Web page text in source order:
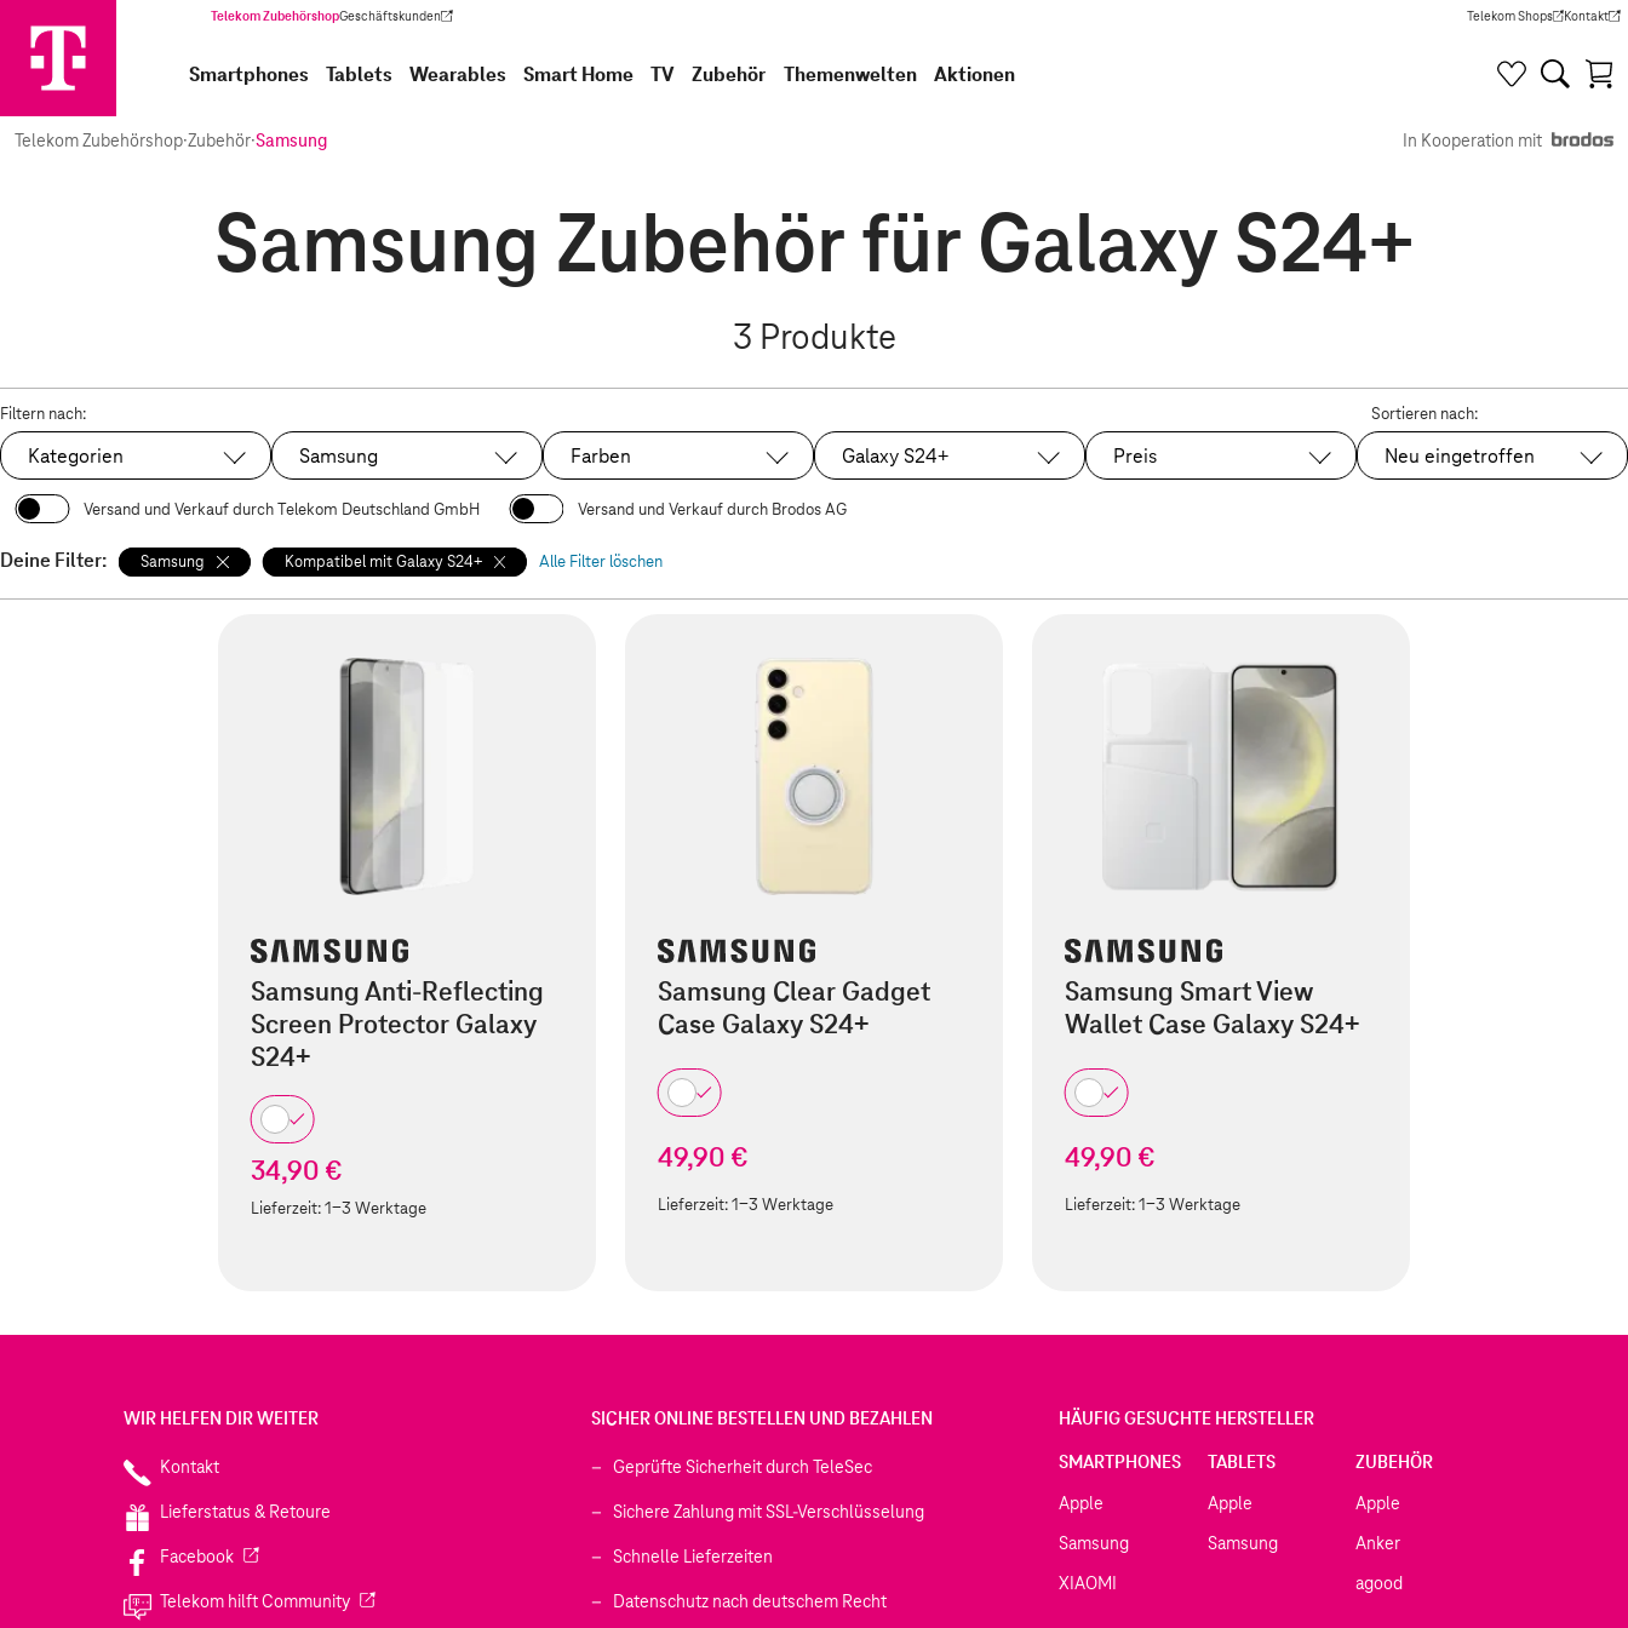
Telekom ZubehörshopGeschäftskunden
(Wird in einem neuen Tab geöffnet) Telekom Shops
(Wird in einem neuen Tab
Kontakt
(Wird in
Smartphones Tablets Wearables Smart Home TV Zubehör Themenwelten Aktionen
Telekom Zubehörshop·Zubehör·Samsung In Kooperation mit
Samsung Zubehör für Galaxy S24+
3 Produkte
Filtern nach:
Kategorien Ausgewählt:
Samsung Farben Ausgewählt:
Galaxy S24+ Preis
Sortieren nach:
Ausgewählt:
Neu eingetroffen
Versand und Verkauf durch Telekom Deutschland GmbH Versand und Verkauf durch Brodos AG
Deine Filter: Samsung Kompatibel mit Galaxy S24+ Alle Filter löschen
Samsung Anti-Reflecting
Screen Protector Galaxy
S24+
34,90 €
Lieferzeit:1-3 Werktage
Samsung Clear Gadget
Case Galaxy S24+
49,90 €
Lieferzeit:1-3 Werktage
Samsung Smart View
Wallet Case Galaxy S24+
49,90 €
Lieferzeit:1-3 Werktage
WIR HELFEN DIR WEITER
Kontakt
Lieferstatus & Retoure
Facebook(Wird in einem neuen Tab geöffnet)
Telekom hilft Community(Wird in einem neuen Tab geöffnet)
SICHER ONLINE BESTELLEN UND BEZAHLEN
Geprüfte Sicherheit durch TeleSec
Sichere Zahlung mit SSL-Verschlüsselung
Schnelle Lieferzeiten
Datenschutz nach deutschem Recht
HÄUFIG GESUCHTE HERSTELLER
SMARTPHONES
Apple
Samsung
XIAOMI
TABLETS
Apple
Samsung
ZUBEHÖR
Apple
Anker
agood